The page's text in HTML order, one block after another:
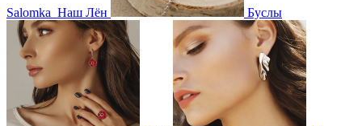
Salomka Наш Лён Буслы